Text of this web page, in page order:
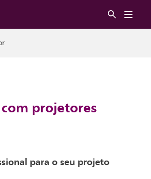
projetores
para o seu projeto